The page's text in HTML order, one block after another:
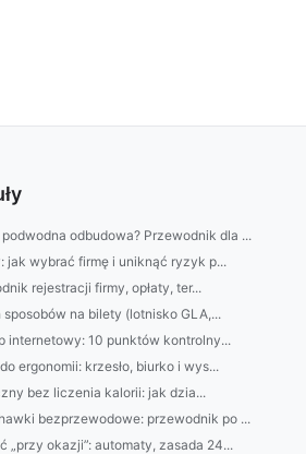
odbudowa? Przewodnik dla ...
jak wybrać firmę i uniknąć ryzyk p...
rejestracji firmy, opłaty, ter...
na bilety (lotnisko GLA,...
internetowy: 10 punktów kontrolny...
ergonomii: krzesło, biurko i wys...
bez liczenia kalorii: jak dzia...
bezprzewodowe: przewodnik po ...
„przy okazji”: automaty, zasada 24...